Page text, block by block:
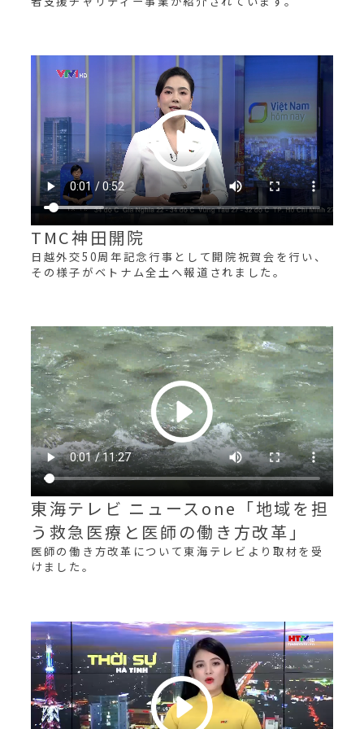
TMC神田開院
日越外交50周年記念行事として開院祝賀会を行い、
その様子がベトナム全土へ報道されました。
東海テレビ ニュースone「地域を担
う救急医療と医師の働き方改革」
医師の働き方改革について東海テレビより取材を受
けました。